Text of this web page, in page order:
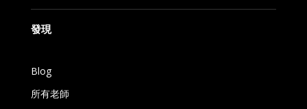
發現
Blog
所有老師